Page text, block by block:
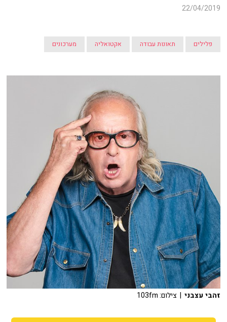
22/04/2019
פלילים תאונות עבודה אקטואליה מערכונים
זהבי עצבני | צילום: 103fm